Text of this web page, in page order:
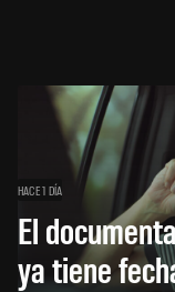
HACE 1 DÍA
El
ya tiene